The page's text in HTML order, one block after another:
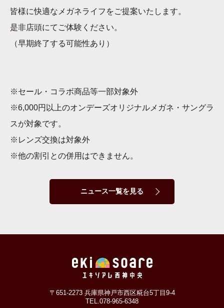
皆様に快適なメガネライフをご提案いたします。
是非店頭にてご体験ください。
（早期終了する可能性あり）
※セール・コラボ商品等一部対象外
※6,000円以上のオンデーズオリジナルメガネ・サングラ
スが対象です。
※レンズ交換は対象外
※他の割引との併用はできません。
ニュース一覧を見る
〒651-2273 兵庫県神戸市西区糀台5丁目9-4
TEL.078-965-6348